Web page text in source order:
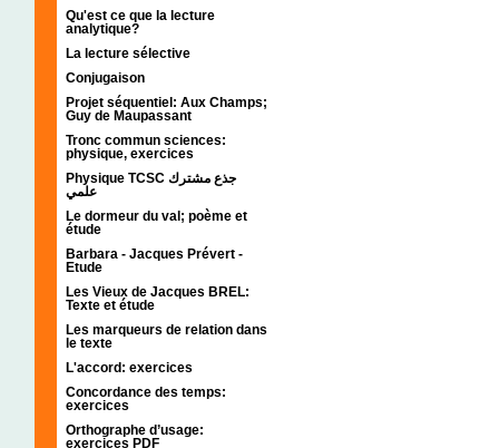
Qu'est ce que la lecture
analytique?
La lecture sélective
Conjugaison
Projet séquentiel: Aux Champs;
Guy de Maupassant
Tronc commun sciences:
physique, exercices
Physique TCSC جذع مشترك
علمي
Le dormeur du val; poème et
étude
Barbara - Jacques Prévert -
Etude
Les Vieux de Jacques BREL:
Texte et étude
Les marqueurs de relation dans
le texte
L'accord: exercices
Concordance des temps:
exercices
Orthographe d’usage:
exercices PDF